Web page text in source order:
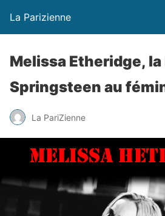
La Parizienne
Melissa Etheridge, la
Springsteen au
La PariZienne